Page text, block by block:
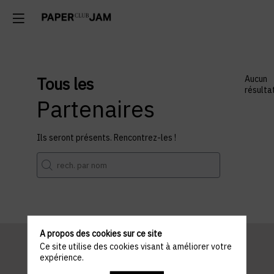
Tous les
Partenaires
Ils seront présents. Rencontrez-les !
Aucun
A propos des cookies sur ce site
Ce site utilise des cookies visant à améliorer votre
expérience.